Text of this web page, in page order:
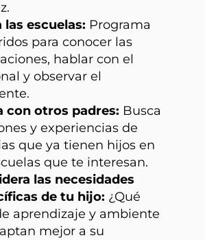
las escuelas: Programa
para conocer las
hablar con el
y observar el
con otros padres: Busca
y experiencias de
que ya tienen hijos en
que te interesan.
las necesidades
de tu hijo: ¿Qué
aprendizaje y ambiente
mejor a su